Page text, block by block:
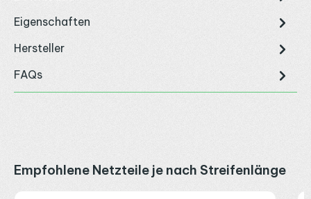
Eigenschaften
Hersteller
FAQs
Produktgalerie überspringen
Empfohlene Netzteile je nach Streifenlänge